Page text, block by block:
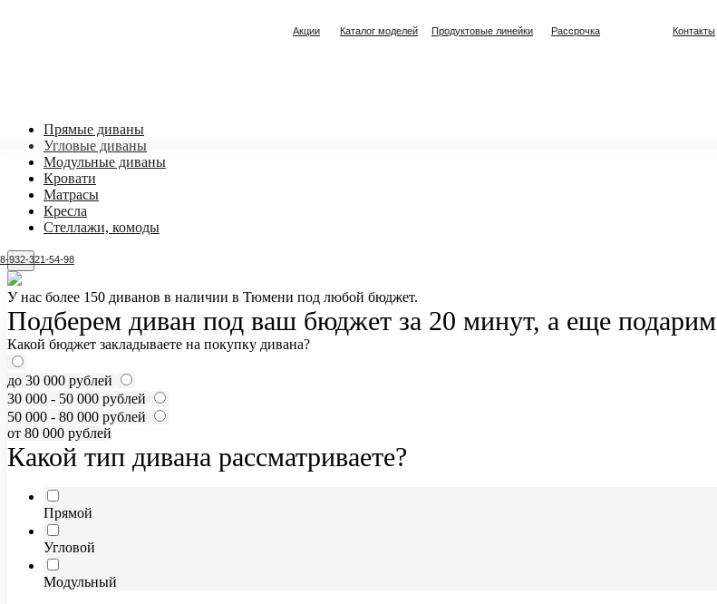
8-932-321-54-98
Акции Каталог моделей Продуктовые линейки Рассрочка Контакты
Прямые диваны
Угловые диваны
Модульные диваны
Кровати
Матрасы
Кресла
Стеллажи, комоды
У нас более 150 диванов в наличии в Тюмени под любой бюджет.
Подберем диван под ваш бюджет за 20 минут, а еще
Какой бюджет закладываете на покупку дивана?
до 30 000 рублей
30 000 - 50 000 рублей
50 000 - 80 000 рублей
от 80 000 рублей
Какой тип дивана рассматриваете?
Прямой
Угловой
Модульный